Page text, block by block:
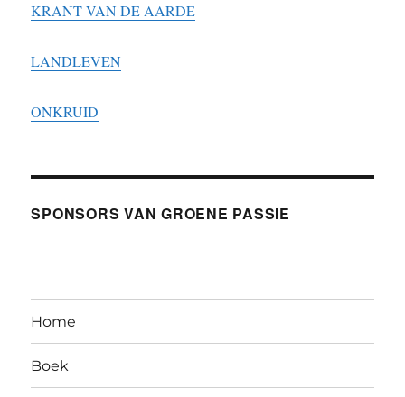
KRANT VAN DE AARDE
LANDLEVEN
ONKRUID
SPONSORS VAN GROENE PASSIE
Home
Boek